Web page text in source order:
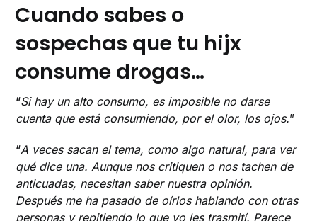
Cuando sabes o
sospechas que tu hijx
consume drogas…
“Si hay un alto consumo, es imposible no darse
cuenta que está consumiendo, por el olor, los ojos.”
“A veces sacan el tema, como algo natural, para ver
qué dice una. Aunque nos critiquen o nos tachen de
anticuadas, necesitan saber nuestra opinión.
Después me ha pasado de oírlos hablando con otras
personas y repitiendo lo que yo les trasmití. Parece